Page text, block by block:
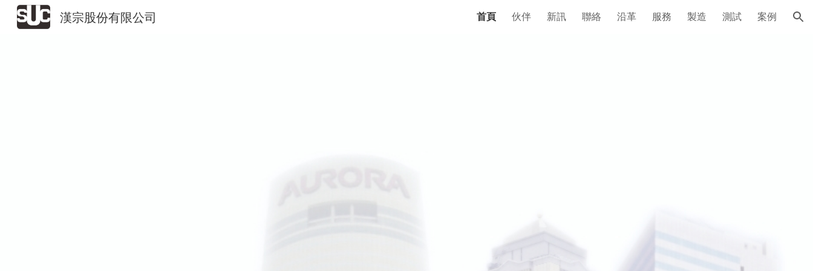
Skip to navigation
漢宗股份有限公司 首頁 伙伴 新訊 聯絡 沿革 服務 製造 測試 案例